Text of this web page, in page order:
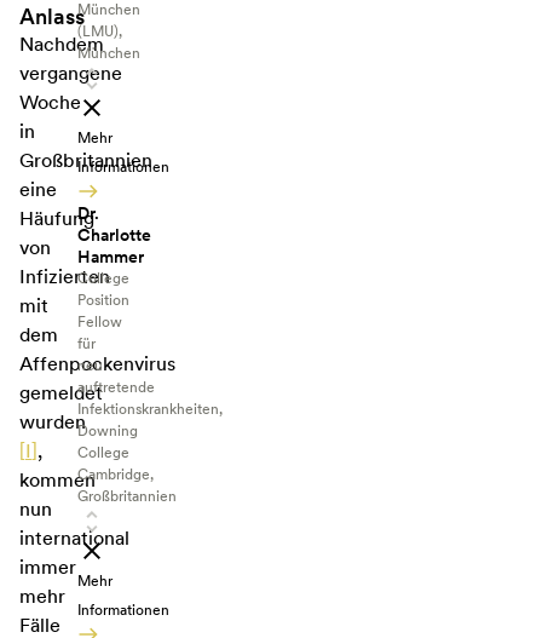
Anlass
Nachdem
vergangene
Woche
in
Großbritannien
eine
Häufung
von
Infizierten
mit
dem
Affenpockenvirus
gemeldet
wurden
[I],
kommen
nun
international
immer
mehr
Fälle
München
(LMU),
München
Mehr
Informationen
Dr.
Charlotte
Hammer
College
Position
Fellow
für
neu
auftretende
Infektionskrankheiten,
Downing
College
Cambridge,
Großbritannien
Mehr
Informationen